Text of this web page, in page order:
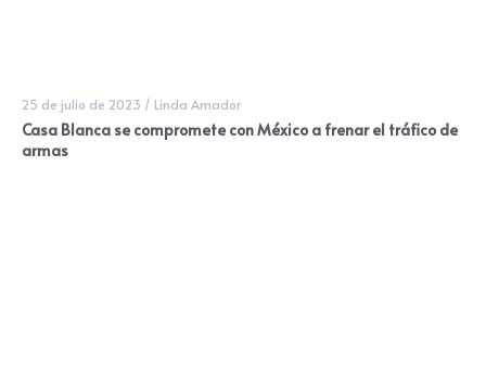
25 de julio de 2023 / Linda Amador
Casa Blanca se compromete con México a frenar el tráfico de
armas